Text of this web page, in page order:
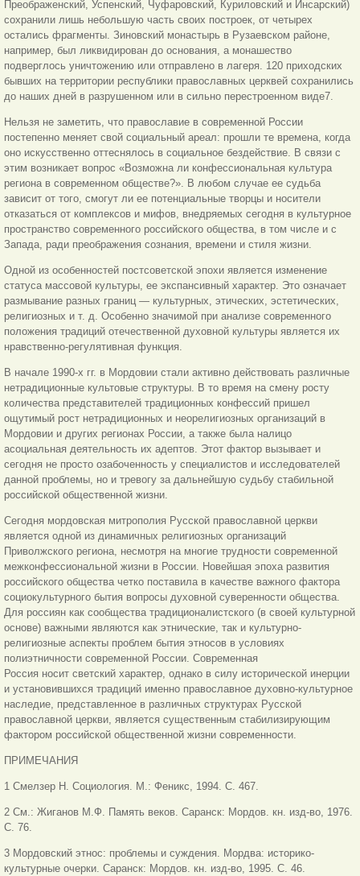
Преображенский, Успенский, Чуфаровский, Куриловский и Инсарский)
сохранили лишь небольшую часть своих построек, от четырех
остались фрагменты. Зиновский монастырь в Рузаевском районе,
например, был ликвидирован до основания, а монашество
подверглось уничтожению или отправлено в лагеря. 120 приходских
бывших на территории республики православных церквей сохранились
до наших дней в разрушенном или в сильно перестроенном виде7.
Нельзя не заметить, что православие в современной России
постепенно меняет свой социальный ареал: прошли те времена, когда
оно искусственно оттеснялось в социальное бездействие. В связи с
этим возникает вопрос «Возможна ли конфессиональная культура
региона в современном обществе?». В любом случае ее судьба
зависит от того, смогут ли ее потенциальные творцы и носители
отказаться от комплексов и мифов, внедряемых сегодня в культурное
пространство современного российского общества, в том числе и с
Запада, ради преображения сознания, времени и стиля жизни.
Одной из особенностей постсоветской эпохи является изменение
статуса массовой культуры, ее экспансивный характер. Это означает
размывание разных границ — культурных, этических, эстетических,
религиозных и т. д. Особенно значимой при анализе современного
положения традиций отечественной духовной культуры является их
нравственно-регулятивная функция.
В начале 1990-х гг. в Мордовии стали активно действовать различные
нетрадиционные культовые структуры. В то время на смену росту
количества представителей традиционных конфессий пришел
ощутимый рост нетрадиционных и неорелигиозных организаций в
Мордовии и других регионах России, а также была налицо
асоциальная деятельность их адептов. Этот фактор вызывает и
сегодня не просто озабоченность у специалистов и исследователей
данной проблемы, но и тревогу за дальнейшую судьбу стабильной
российской общественной жизни.
Сегодня мордовская митрополия Русской православной церкви
является одной из динамичных религиозных организаций
Приволжского региона, несмотря на многие трудности современной
межконфессиональной жизни в России. Новейшая эпоха развития
российского общества четко поставила в качестве важного фактора
социокультурного бытия вопросы духовной суверенности общества.
Для россиян как сообщества традиционалистского (в своей культурной
основе) важными являются как этнические, так и культурно-
религиозные аспекты проблем бытия этносов в условиях
полиэтничности современной России. Современная
Россия носит светский характер, однако в силу исторической инерции
и установившихся традиций именно православное духовно-культурное
наследие, представленное в различных структурах Русской
православной церкви, является существенным стабилизирующим
фактором российской общественной жизни современности.
ПРИМЕЧАНИЯ
1 Смелзер Н. Социология. М.: Феникс, 1994. С. 467.
2 См.: Жиганов М.Ф. Память веков. Саранск: Мордов. кн. изд-во, 1976.
С. 76.
3 Мордовский этнос: проблемы и суждения. Мордва: историко-
культурные очерки. Саранск: Мордов. кн. изд-во, 1995. С. 46.